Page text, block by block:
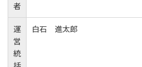
者
運
営
統
白石 進太郎